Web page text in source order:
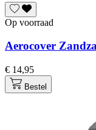
Op voorraad
Aerocover
€ 14,95
Bestel